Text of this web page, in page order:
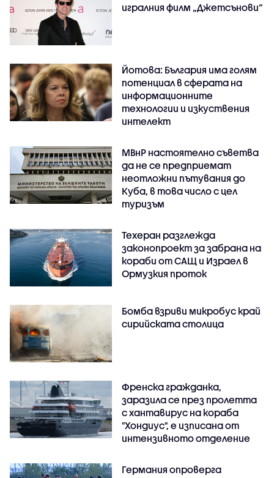
игралния филм „Джетсънови“
Йотова: България има голям
потенциал в сферата на
информационните
технологии и изкуствения
интелект
МВнР настоятелно съветва
да не се предприемат
неотложни пътувания до
Куба, в това число с цел
туризъм
Техеран разглежда
законопроект за забрана на
кораби от САЩ и Израел в
Ормузкия проток
Бомба взриви микробус край
сирийската столица
Френска гражданка,
заразила се през пролетта
с хантавирус на кораба
"Хондиус", е изписана от
интензивното отделение
Германия опроверга